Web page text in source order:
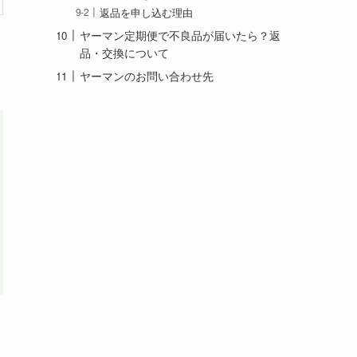
返品を申し込む理由
ヤーマン定期便で不良品が届いたら？返
品・交換について
ヤーマンのお問い合わせ先